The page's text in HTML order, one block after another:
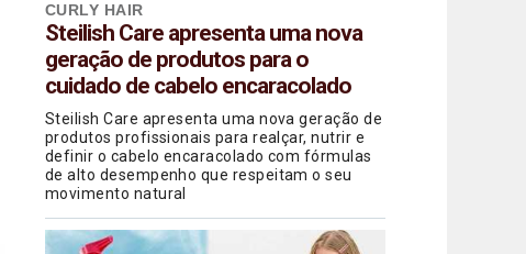
CURLY HAIR
Steilish Care apresenta uma nova
geração de produtos para o
cuidado de cabelo encaracolado
Steilish Care apresenta uma nova geração de
produtos profissionais para realçar, nutrir e
definir o cabelo encaracolado com fórmulas
de alto desempenho que respeitam o seu
movimento natural